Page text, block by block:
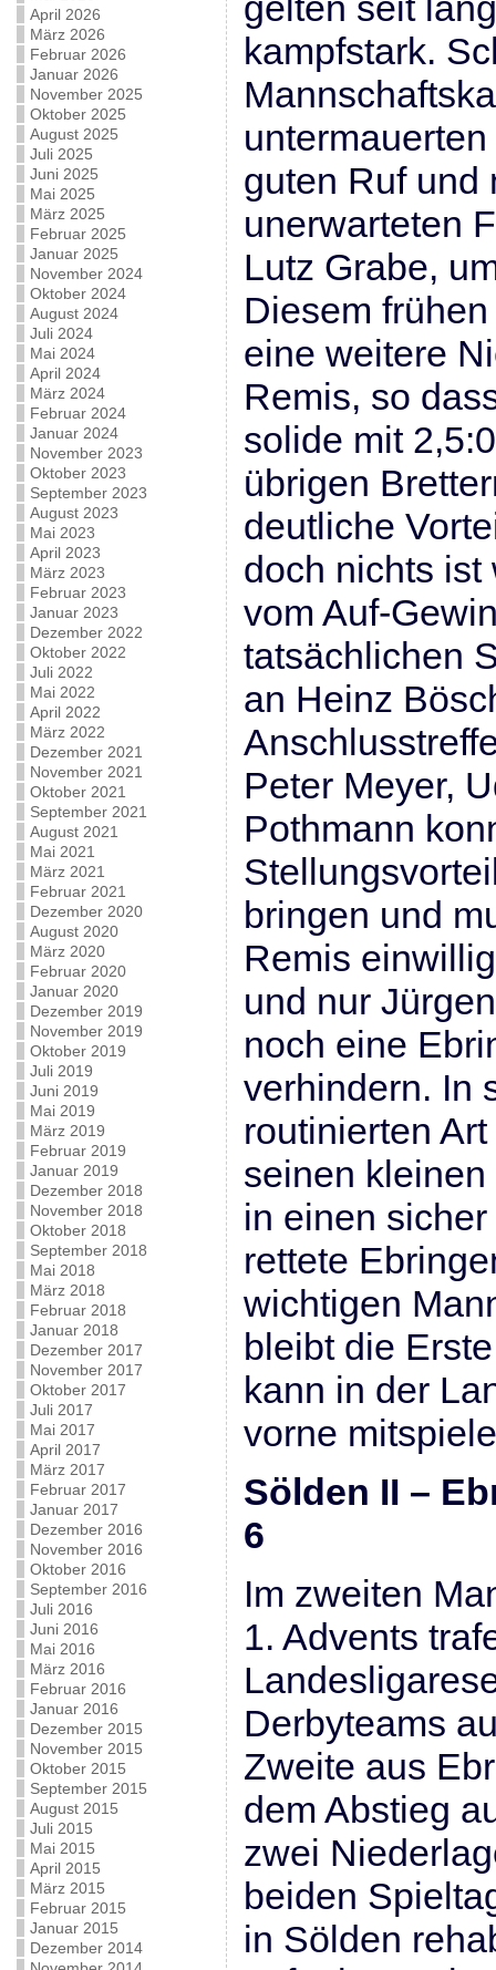
April 2026
März 2026
Februar 2026
Januar 2026
November 2025
Oktober 2025
August 2025
Juli 2025
Juni 2025
Mai 2025
März 2025
Februar 2025
Januar 2025
November 2024
Oktober 2024
August 2024
Juli 2024
Mai 2024
April 2024
März 2024
Februar 2024
Januar 2024
November 2023
Oktober 2023
September 2023
August 2023
Mai 2023
April 2023
März 2023
Februar 2023
Januar 2023
Dezember 2022
Oktober 2022
Juli 2022
Mai 2022
April 2022
März 2022
Dezember 2021
November 2021
Oktober 2021
September 2021
August 2021
Mai 2021
März 2021
Februar 2021
Dezember 2020
August 2020
März 2020
Februar 2020
Januar 2020
Dezember 2019
November 2019
Oktober 2019
Juli 2019
Juni 2019
Mai 2019
März 2019
Februar 2019
Januar 2019
Dezember 2018
November 2018
Oktober 2018
September 2018
Mai 2018
März 2018
Februar 2018
Januar 2018
Dezember 2017
November 2017
Oktober 2017
Juli 2017
Mai 2017
April 2017
März 2017
Februar 2017
Januar 2017
Dezember 2016
November 2016
Oktober 2016
September 2016
Juli 2016
Juni 2016
Mai 2016
März 2016
Februar 2016
Januar 2016
Dezember 2015
November 2015
Oktober 2015
September 2015
August 2015
Juli 2015
Mai 2015
April 2015
März 2015
Februar 2015
Januar 2015
Dezember 2014
kampfstark.
guten Ruf und
unerwarteten
Lutz Grabe,
Diesem
eine weitere
Remis, so
solide mit
übrigen
deutliche
doch nichts ist
vom Auf-
tatsächlichen
an Heinz
Peter Meyer,
Pothmann
bringen und
Remis
und nur
noch eine
verhindern. In
routinierten
seinen
in einen
rettete
wichtigen
bleibt die
kann in der
vorne
Sölden II
6
Im zweiten
1. Advents
Derbyteams
Zweite aus
dem Abstieg
zwei
beiden
in Sölden